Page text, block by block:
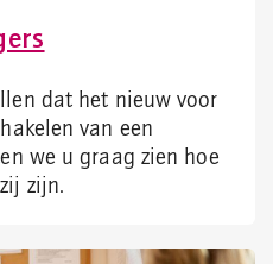
dat het nieuw voor
van een
we u graag zien hoe
zijn.